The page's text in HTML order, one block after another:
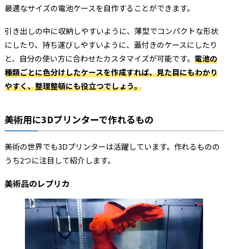
最適なサイズの電池ケースを自作することができます。
引き出しの中に収納しやすいように、薄型でコンパクトな形状
にしたり、持ち運びしやすいように、蓋付きのケースにしたり
と、自分の使い方に合わせたカスタマイズが可能です。 電池の
種類ごとに色分けしたケースを作成すれば、見た目にもわかり
やすく、整理整頓にも役立つでしょう。
美術用に3Dプリンターで作れるもの
美術の世界でも3Dプリンターは活躍しています。作れるものの
うち2つに注目して紹介します。
美術品のレプリカ